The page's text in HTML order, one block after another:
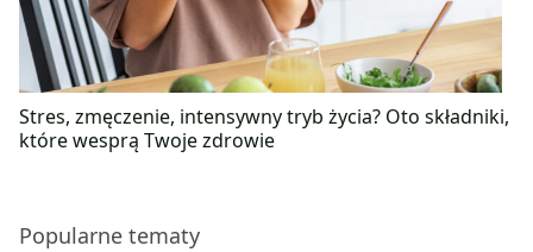
Stres, zmęczenie, intensywny tryb życia? Oto składniki,
które wesprą Twoje zdrowie
Popularne tematy